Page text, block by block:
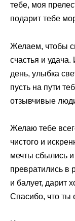
тебе, моя
подарит тебе
Желаем, чтобы
счастья и
день, улыбка
пусть на пути
отзывчивые
Желаю тебе
чистого и
мечты сбылись
превратились в
и балует, дарит
Спасибо, что ты